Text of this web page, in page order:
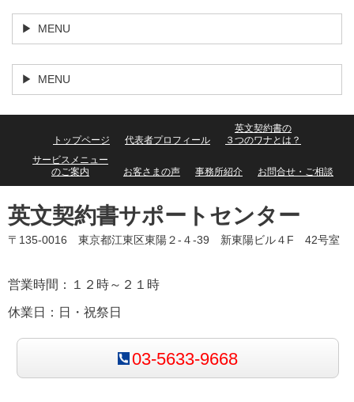
MENU
MENU
トップページ 代表者プロフィール
英文契約書の
３つのワナとは？
サービスメニュー
のご案内
お客さまの声 事務所紹介 お問合せ・ご相談
英文契約書サポートセンター
〒135-0016 東京都江東区東陽２-４-39 新東陽ビル４F 42号室
営業時間：１２時～２１時
休業日：日・祝祭日
03-5633-9668